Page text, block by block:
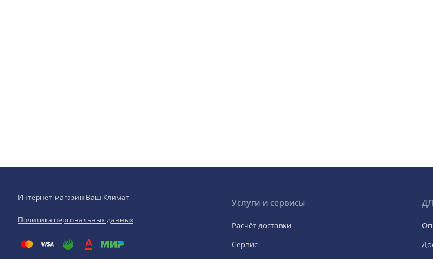
Интернет-магазин Ваш Климат
Политика персональных данных
Услуги и сервисы
Расчёт доставки
Сервис